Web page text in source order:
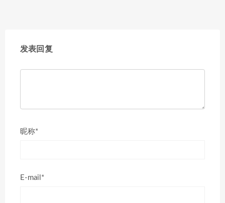
发表回复
昵称*
E-mail*